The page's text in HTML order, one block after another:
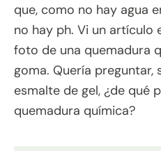
que, como no hay agua
no hay ph. Vi un artículo
foto de una quemadura
goma. Quería preguntar,
esmalte de gel, ¿de qué
quemadura química?